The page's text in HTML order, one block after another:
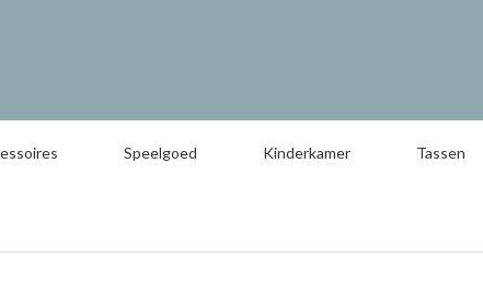
Speelgoed Kinderkamer Tassen